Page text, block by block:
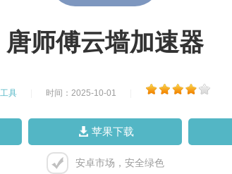
唐师傅云墙加速器
工具 时间：2025-10-01
苹果下载
安卓市场，安全绿色